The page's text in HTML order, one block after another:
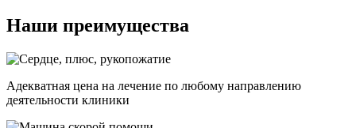
Наши преимущества
Адекватная цена на лечение по любому направлению
деятельности клиники